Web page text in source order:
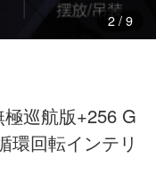
3/ 9
巡航版+256 G
環回転インテリ